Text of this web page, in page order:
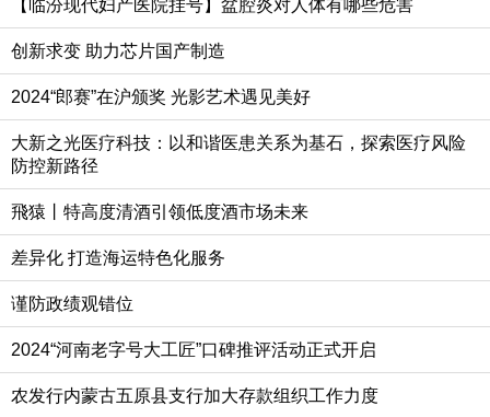
【临汾现代妇产医院挂号】盆腔炎对人体有哪些危害
创新求变 助力芯片国产制造
2024“郎赛”在沪颁奖 光影艺术遇见美好
大新之光医疗科技：以和谐医患关系为基石，探索医疗风险
防控新路径
飛猿丨特高度清酒引领低度酒市场未来
差异化 打造海运特色化服务
谨防政绩观错位
2024“河南老字号大工匠”口碑推评活动正式开启
农发行内蒙古五原县支行加大存款组织工作力度